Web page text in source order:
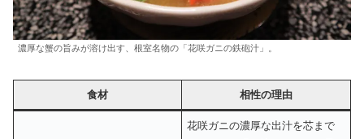
濃厚な蟹の旨みが溶け出す、根室名物の「花咲ガニの鉄砲汁」。
食材 相性の理由
花咲ガニの濃厚な出汁を芯まで